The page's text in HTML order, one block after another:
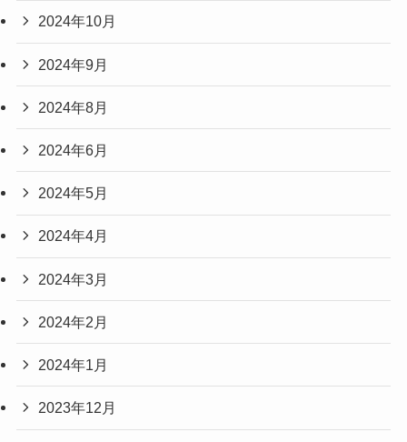
2024年10月
2024年9月
2024年8月
2024年6月
2024年5月
2024年4月
2024年3月
2024年2月
2024年1月
2023年12月